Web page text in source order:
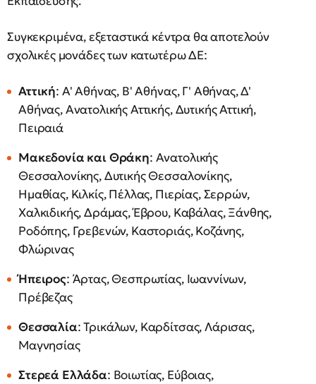
Συγκεκριμένα, εξεταστικά κέντρα θα αποτελούν
σχολικές μονάδες των κατωτέρω ΔΕ:
Αττική: Α' Αθήνας, Β' Αθήνας, Γ' Αθήνας, Δ'
Αθήνας, Ανατολικής Αττικής, Δυτικής Αττική,
Πειραιά
Μακεδονία και Θράκη: Ανατολικής
Θεσσαλονίκης, Δυτικής Θεσσαλονίκης,
Ημαθίας, Κιλκίς, Πέλλας, Πιερίας, Σερρών,
Χαλκιδικής, Δράμας, Έβρου, Καβάλας, Ξάνθης,
Ροδόπης, Γρεβενών, Καστοριάς, Κοζάνης,
Φλώρινας
Ήπειρος: Άρτας, Θεσπρωτίας, Ιωαννίνων,
Πρέβεζας
Θεσσαλία: Τρικάλων, Καρδίτσας, Λάρισας,
Μαγνησίας
Στερεά Ελλάδα: Βοιωτίας, Εύβοιας,